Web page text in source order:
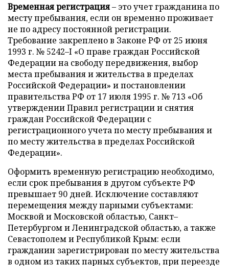
Временная регистрация– это учет гражданина по
месту пребывания, если он временно проживает
не по адресу постоянной регистрации.
Требование закреплено в Законе РФ от 25 июня
1993 г. № 5242–I «О праве граждан Российской
Федерации на свободу передвижения, выбор
места пребывания и жительства в пределах
Российской Федерации» и постановлении
правительства РФ от 17 июля 1995 г. № 713 «Об
утверждении Правил регистрации и снятия
граждан Российской Федерации с
регистрационного учета по месту пребывания и
по месту жительства в пределах Российской
Федерации».
Оформить временную регистрацию необходимо,
если срок пребывания в другом субъекте РФ
превышает 90 дней. Исключение составляют
перемещения между парными субъектами:
Москвой и Московской областью, Санкт–
Петербургом и Ленинградской областью, а также
Севастополем и Республикой Крым: если
гражданин зарегистрирован по месту жительства
в одном из таких парных субъектов, при переезде